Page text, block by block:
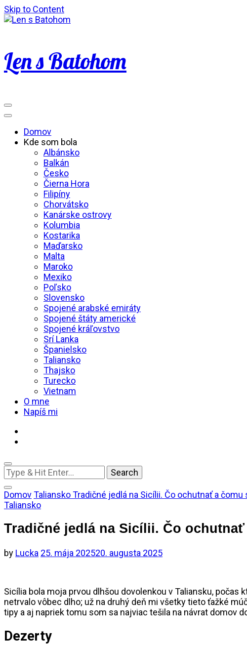
Skip to Content
Len s Batohom
Domov
Kde som bola
Albánsko
Balkán
Česko
Čierna Hora
Filipíny
Chorvátsko
Kanárske ostrovy
Kolumbia
Kostarika
Maďarsko
Malta
Maroko
Mexiko
Poľsko
Slovensko
Spojené arabské emiráty
Spojené štáty americké
Spojené kráľovstvo
Srí Lanka
Španielsko
Taliansko
Thajsko
Turecko
Vietnam
O mne
Napíš mi
Looking
for
Something?
DomovTalianskoTradičné jedlá na Sicílii. Čo ochutnať a čomu
Taliansko
Tradičné jedlá na Sicílii. Čo
by Lucka 25. mája 202520. augusta 2025
Sicília bola moja prvou dlhšou dovolenkou v Taliansku,
netrvalo vôbec dlho; už na druhý deň mi všetky tieto ťažké
tipy a aj napriek tomu som sa najviac tešila na návrat domov
Dezerty